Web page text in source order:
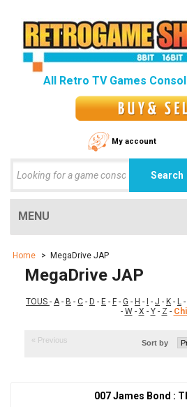
All Retro TV Games
My account
MENU
Home > MegaDrive JAP
MegaDrive JAP
TOUS - A- B - C - D - E - F - G - H - - J - K - L -
- W- X - Y- Z -
« Previous Sort by
007 James Bond :